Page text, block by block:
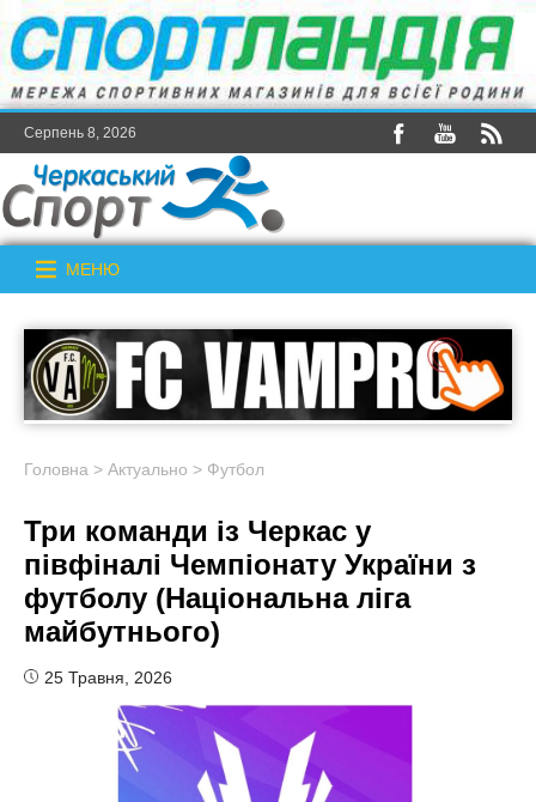
Серпень 8, 2026
МЕНЮ
Головна > Актуально > Футбол
Три команди із Черкас у
півфіналі Чемпіонату України з
футболу (Національна ліга
майбутнього)
25 Травня, 2026